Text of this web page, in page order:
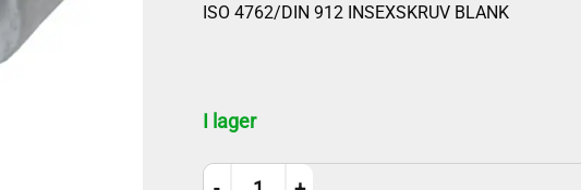
ISO 4762/DIN 912 INSEXSKRUV BLANK
I lager
M5x22 10st mängd